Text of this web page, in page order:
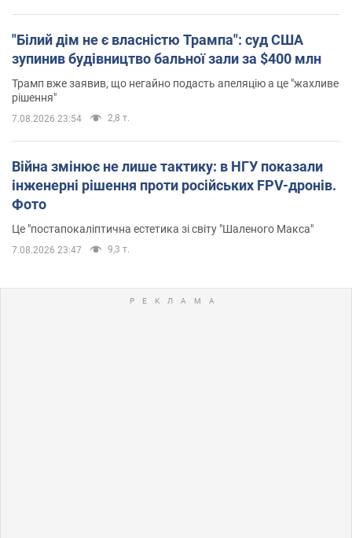
"Білий дім не є власністю Трампа": суд США
зупинив будівництво бальної зали за $400 млн
Трамп вже заявив, що негайно подасть апеляцію а це "жахливе
рішення"
7.08.2026 23:54 2,8 т.
Війна змінює не лише тактику: в НГУ показали
інженерні рішення проти російських FPV-дронів.
Фото
Це "постапокаліптична естетика зі світу "Шаленого Макса"
7.08.2026 23:47 9,3 т.